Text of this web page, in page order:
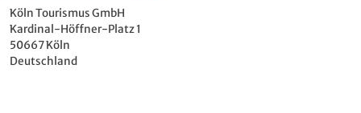
Köln Tourismus GmbH
Kardinal-Höffner-Platz 1
50667 Köln
Deutschland